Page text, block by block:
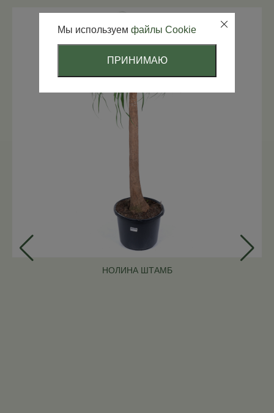
НОЛИНА ШТАМБ
Мы используем файлы Cookie
ПРИНИМАЮ